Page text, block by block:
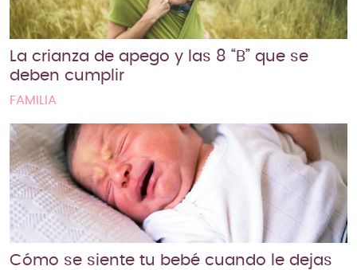
La crianza de apego y las 8 “B” que se
deben cumplir
FAMILIA
Cómo se siente tu bebé cuando le dejas